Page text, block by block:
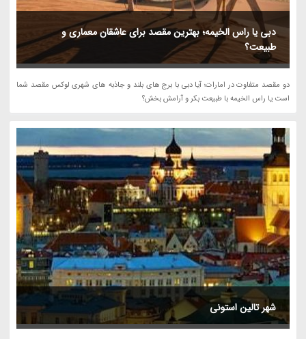
دبی یا راس الخیمه؛ بهترین مقصد برای عاشقان معماری و
طبیعت؟
دو مقصد متفاوت در امارات؛ آیا دبی با برج های بلند و جاذبه های شهری لوکس مقصد شما
است یا راس الخیمه با طبیعت بکر و آرامش بخش؟
شهر تالین استونی